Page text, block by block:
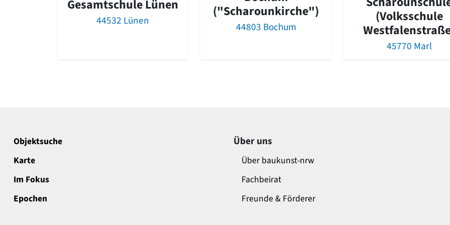
Gesamtschule Lünen
44532 Lünen
("Scharounkirche")
44803 Bochum
(Volksschule
45770 Marl
Objektsuche
Karte
Im Fokus
Epochen
Über uns
Über baukunst-nrw
Fachbeirat
Freunde & Förderer